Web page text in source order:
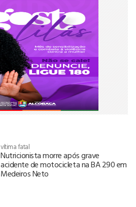
vítima fatal
Nutricionista morre após grave
acidente de motocicleta na BA 290 em
Medeiros Neto